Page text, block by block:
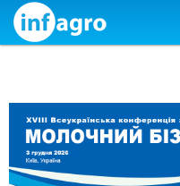
Skip to content